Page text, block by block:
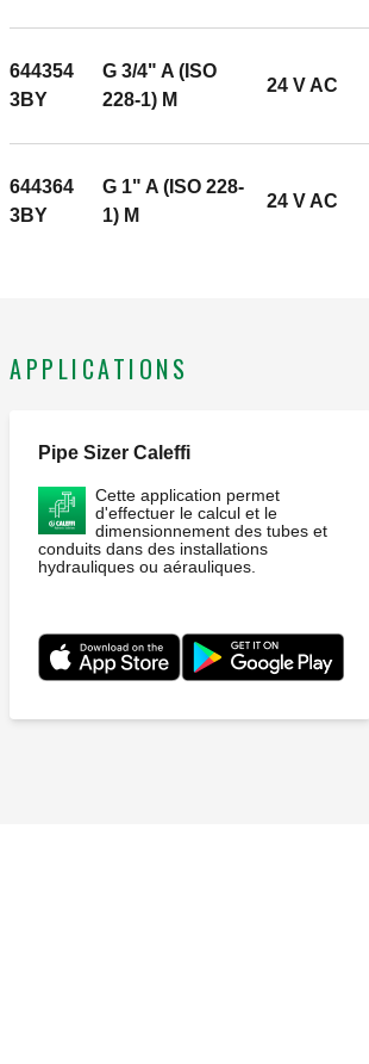
644354
3BY
G 3/4" A (ISO
228-1) M
24 V AC
644364
3BY
G 1" A (ISO 228-
1) M
24 V AC
APPLICATIONS
Pipe Sizer Caleffi
Cette application permet
d'effectuer le calcul et le
dimensionnement des tubes et
conduits dans des installations
hydrauliques ou aérauliques.